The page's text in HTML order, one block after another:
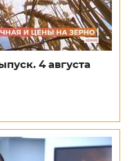
4 августа